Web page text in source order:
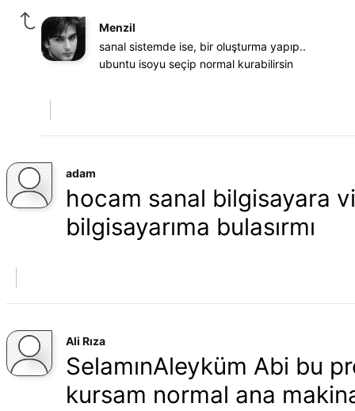
Menzil
sanal sistemde ise, bir oluşturma yapıp..
ubuntu isoyu seçip normal kurabilirsin
adam
hocam sanal bilgisayara
bilgisayarıma bulasırmı
Ali Rıza
SelamınAleyküm Abi bu
kursam normal ana